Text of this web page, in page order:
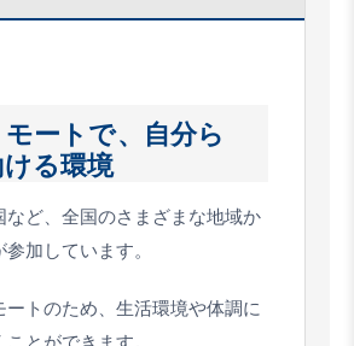
ートで、自分ら
る環境
など、全国のさまざまな地域か
加しています。
ートのため、生活環境や体調に
とができます。